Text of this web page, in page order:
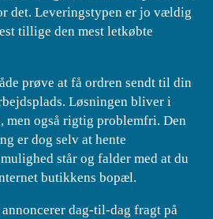
det. Leveringstypen er jo vældig
tillige den mest letkøbte
prøve at få ordren sendt til din
Løsningen bliver i
men også rigtig problemfri. Den
er dog selv at hente
står og falder med at du
butikkens bopæl.
dag-til-dag fragt på